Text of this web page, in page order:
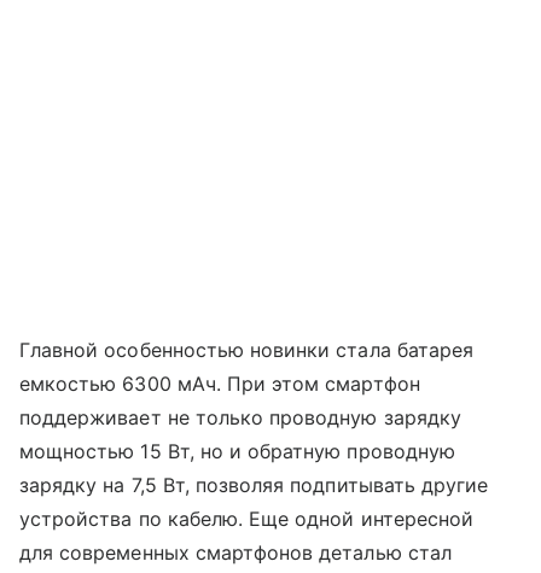
Главной особенностью новинки стала батарея
емкостью 6300 мАч. При этом смартфон
поддерживает не только проводную зарядку
мощностью 15 Вт, но и обратную проводную
зарядку на 7,5 Вт, позволяя подпитывать другие
устройства по кабелю. Еще одной интересной
для современных смартфонов деталью стал